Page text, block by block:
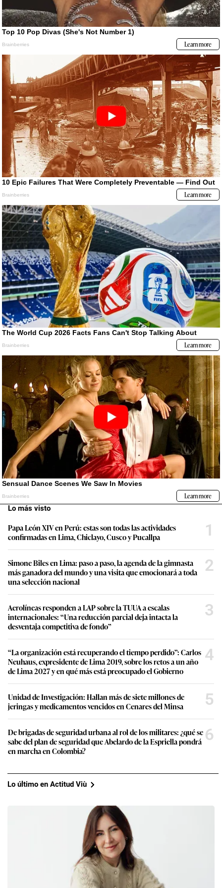
Lo más visto
Papa León XIV en Perú: estas son todas las actividades
confirmadas en Lima, Chiclayo, Cusco y Pucallpa
1
Simone Biles en Lima: paso a paso, la agenda de la gimnasta
más ganadora del mundo y una visita que emocionará a toda
una selección nacional
2
Aerolíneas responden a LAP sobre la TUUA a escalas
internacionales: “Una reducción parcial deja intacta la
desventaja competitiva de fondo”
3
“La organización está recuperando el tiempo perdido”: Carlos
Neuhaus, expresidente de Lima 2019, sobre los retos a un año
de Lima 2027 y en qué más está preocupado el Gobierno
4
Unidad de Investigación: Hallan más de siete millones de
jeringas y medicamentos vencidos en Cenares del Minsa
5
De brigadas de seguridad urbana al rol de los militares: ¿qué se
sabe del plan de seguridad que Abelardo de la Espriella pondrá
en marcha en Colombia?
6
Lo último en Actitud Viù